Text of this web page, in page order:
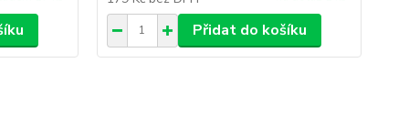
Přidat do košíku